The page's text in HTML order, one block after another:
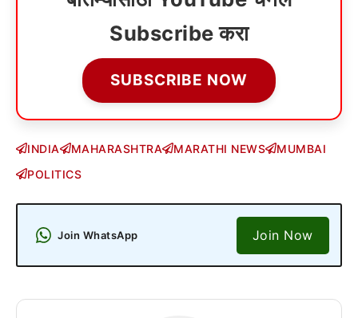
Subscribe करा
SUBSCRIBE NOW
INDIA MAHARASHTRA MARATHI NEWS
MUMBAI
POLITICS
Join WhatsApp Join Now